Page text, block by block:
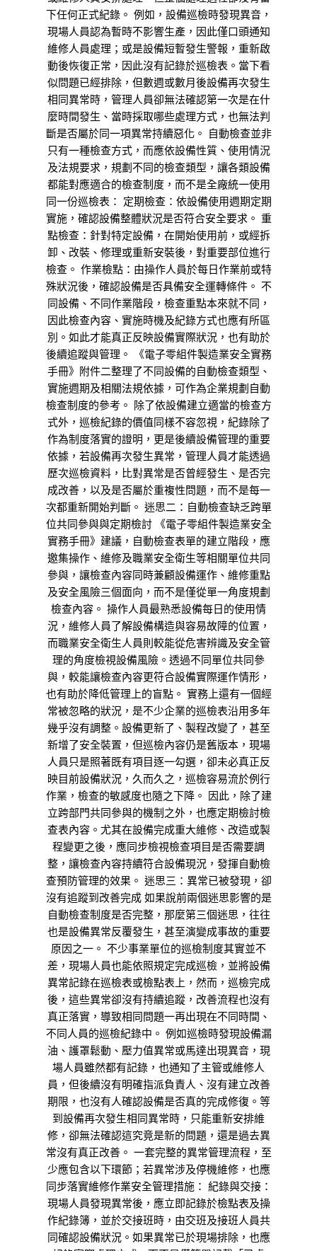
下任何正式紀錄。 例如，設備巡檢時發現異音，
現場人員認為暫時不影響生產，因此僅口頭通知
維修人員處理；或是設備短暫發生警報，重新啟
動後恢復正常，因此沒有記錄於巡檢表。當下看
似問題已經排除，但數週或數月後設備再次發生
相同異常時，管理人員卻無法確認第一次是在什
麼時間發生、當時採取哪些處理方式，也無法判
斷是否屬於同一項異常持續惡化。 自動檢查並非
只有一種檢查方式，而應依設備性質、使用情況
及法規要求，規劃不同的檢查類型，讓各類設備
都能對應適合的檢查制度，而不是全廠統一使用
同一份巡檢表： 定期檢查：依設備使用週期定期
實施，確認設備整體狀況是否符合安全要求。 重
點檢查：針對特定設備，在開始使用前，或經拆
卸、改裝、修理或重新安裝後，對重要部位進行
檢查。 作業檢點：由操作人員於每日作業前或特
殊狀況後，確認設備是否具備安全運轉條件。 不
同設備、不同作業階段，檢查重點本來就不同，
因此檢查內容、實施時機及紀錄方式也應有所區
別。如此才能真正反映設備實際狀況，也有助於
後續追蹤與管理。 《電子零組件製造業安全實務
手冊》附件二整理了不同設備的自動檢查類型、
實施週期及相關法規依據，可作為企業規劃自動
檢查制度的參考。 除了依設備建立適當的檢查方
式外，巡檢紀錄的價值同樣不容忽視，紀錄除了
作為制度落實的證明，更是後續設備管理的重要
依據，若設備再次發生異常，管理人員才能透過
歷次巡檢資料，比對異常是否曾經發生、是否完
成改善，以及是否屬於重複性問題，而不是每一
次都重新開始判斷。 迷思二：自動檢查缺乏跨單
位共同參與與定期檢討 《電子零組件製造業安全
實務手冊》建議，自動檢查表單的建立階段，應
邀集操作、維修及職業安全衛生等相關單位共同
參與，讓檢查內容同時兼顧設備運作、維修重點
及安全風險三個面向，而不是僅從單一角度規劃
檢查內容。 操作人員最熟悉設備每日的使用情
況，維修人員了解設備構造與容易故障的位置，
而職業安全衛生人員則較能從危害辨識及安全管
理的角度檢視設備風險。透過不同單位共同參
與，較能讓檢查內容更符合設備實際運作情形，
也有助於降低管理上的盲點。 實務上還有一個經
常被忽略的狀況，是不少企業的巡檢表沿用多年
幾乎沒有調整。設備更新了、製程改變了，甚至
新增了安全裝置，但巡檢內容仍是舊版本，現場
人員只是照著既有項目逐一勾選，卻未必真正反
映目前設備狀況，久而久之，巡檢容易流於例行
作業，檢查的敏感度也隨之下降。 因此，除了建
立跨部門共同參與的機制之外，也應定期檢討檢
查表內容。尤其在設備完成重大維修、改造或製
程變更之後，應同步檢視檢查項目是否需要調
整，讓檢查內容持續符合設備現況，發揮自動檢
查預防管理的效果。 迷思三：異常已被發現，卻
沒有追蹤到改善完成 如果說前兩個迷思影響的是
自動檢查制度是否完整，那麼第三個迷思，往往
也是設備異常反覆發生，甚至演變成事故的重要
原因之一。 不少事業單位的巡檢制度其實並不
差，現場人員也能依照規定完成巡檢，並將設備
異常記錄在巡檢表或檢點表上，然而，巡檢完成
後，這些異常卻沒有持續追蹤，改善流程也沒有
真正落實，導致相同問題一再出現在不同時間、
不同人員的巡檢紀錄中。 例如巡檢時發現設備漏
油、護罩鬆動、壓力值異常或馬達出現異音，現
場人員雖然都有記錄，也通知了主管或維修人
員，但後續沒有明確指派負責人、沒有建立改善
期限，也沒有人確認設備是否真的完成修復。等
到設備再次發生相同異常時，只能重新安排維
修，卻無法確認這究竟是新的問題，還是過去異
常沒有真正改善。 一套完整的異常管理流程，至
少應包含以下環節；若異常涉及停機維修，也應
同步落實維修作業安全管理措施： 紀錄與交接：
現場人員發現異常後，應立即記錄於檢點表及操
作紀錄簿，並於交接班時，由交班及接班人員共
同確認設備狀況。如果異常已於現場排除，也應